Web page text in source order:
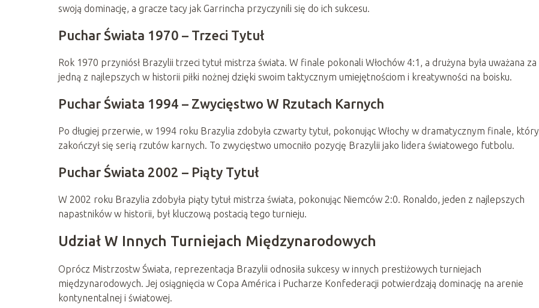
swoją dominację, a gracze tacy jak Garrincha przyczynili się do ich sukcesu.
Puchar Świata 1970 – Trzeci Tytuł
Rok 1970 przyniósł Brazylii trzeci tytuł mistrza świata. W finale pokonali Włochów 4:1, a drużyna była uważana za
jedną z najlepszych w historii piłki nożnej dzięki swoim taktycznym umiejętnościom i kreatywności na boisku.
Puchar Świata 1994 – Zwycięstwo W Rzutach Karnych
Po długiej przerwie, w 1994 roku Brazylia zdobyła czwarty tytuł, pokonując Włochy w dramatycznym finale, który
zakończył się serią rzutów karnych. To zwycięstwo umocniło pozycję Brazylii jako lidera światowego futbolu.
Puchar Świata 2002 – Piąty Tytuł
W 2002 roku Brazylia zdobyła piąty tytuł mistrza świata, pokonując Niemców 2:0. Ronaldo, jeden z najlepszych
napastników w historii, był kluczową postacią tego turnieju.
Udział W Innych Turniejach Międzynarodowych
Oprócz Mistrzostw Świata, reprezentacja Brazylii odnosiła sukcesy w innych prestiżowych turniejach
międzynarodowych. Jej osiągnięcia w Copa América i Pucharze Konfederacji potwierdzają dominację na arenie
kontynentalnej i światowej.